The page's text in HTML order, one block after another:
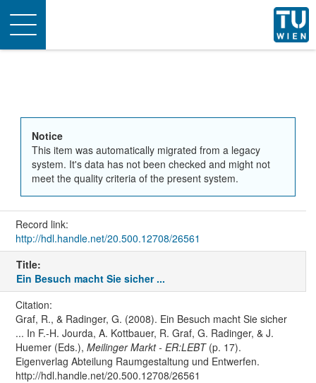
Toggle
navigation
Notice
This item was automatically migrated from a legacy
system. It's data has not been checked and might not
meet the quality criteria of the present system.
Record link:
http://hdl.handle.net/20.500.12708/26561
Title:
Ein Besuch macht Sie sicher ...
Citation:
Graf, R., & Radinger, G. (2008). Ein Besuch macht Sie sicher
... In F.-H. Jourda, A. Kottbauer, R. Graf, G. Radinger, & J.
Huemer (Eds.), Meilinger Markt - ER:LEBT(p. 17).
Eigenverlag Abteilung Raumgestaltung und Entwerfen.
http://hdl.handle.net/20.500.12708/26561